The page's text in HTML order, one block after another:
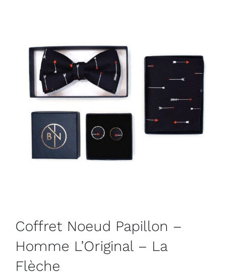
Coffret Noeud Papillon –
Homme L’Original – La
Flèche